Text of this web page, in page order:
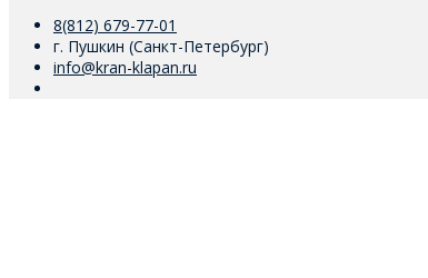
8(812) 679-77-01
г. Пушкин (Санкт-Петербург)
info@kran-klapan.ru